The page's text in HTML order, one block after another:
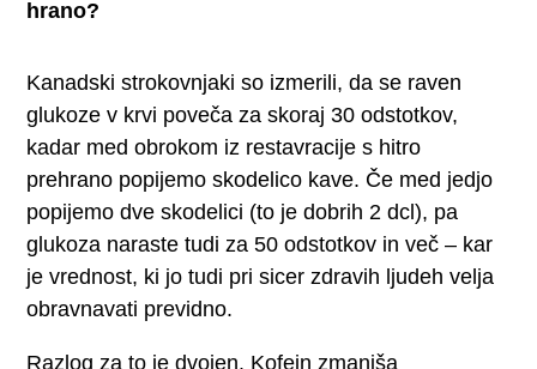
hrano?
Kanadski strokovnjaki so izmerili, da se raven
glukoze v krvi poveča za skoraj 30 odstotkov,
kadar med obrokom iz restavracije s hitro
prehrano popijemo skodelico kave. Če med jedjo
popijemo dve skodelici (to je dobrih 2 dcl), pa
glukoza naraste tudi za 50 odstotkov in več – kar
je vrednost, ki jo tudi pri sicer zdravih ljudeh velja
obravnavati previdno.
Razlog za to je dvojen. Kofein zmanjša